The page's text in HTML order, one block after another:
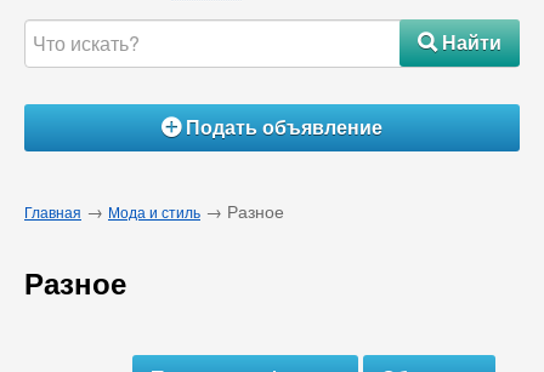
#Найти
ÁПодать объявление
Главная → Мода и стиль → Разное
Разное